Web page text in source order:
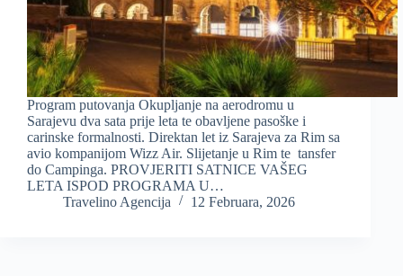
Program putovanja Okupljanje na aerodromu u
Sarajevu dva sata prije leta te obavljene pasoške i
carinske formalnosti. Direktan let iz Sarajeva za Rim sa
avio kompanijom Wizz Air. Slijetanje u Rim te tansfer
do Campinga. PROVJERITI SATNICE VAŠEG
LETA ISPOD PROGRAMA U…
Travelino Agencija
12 Februara, 2026